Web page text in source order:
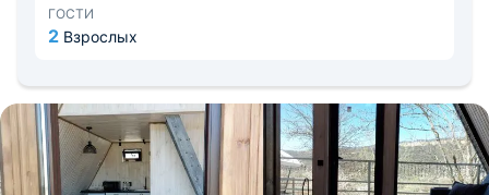
горячие источники, водопады. Расстояние до аэропорта
- 122,6 км, до железнодорожного вокзала - 44,2 км.
ГОСТИ
2 Взрослых